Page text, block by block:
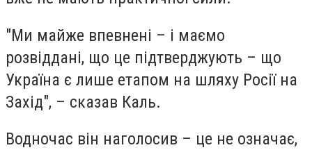
"Ми майже впевнені – і маємо
розвіддані, що це підтверджують – що
Україна є лише етапом на шляху Росії на
Захід", – сказав Каль.
Водночас він наголосив – це не означає,